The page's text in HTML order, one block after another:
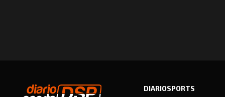
DIARIOSPORTS